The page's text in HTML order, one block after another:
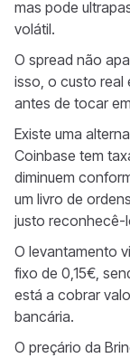
mas pode
volátil.
O spread não
isso, o custo real
antes de tocar
Existe uma
Coinbase tem
diminuem
um livro de
justo reconhecê-
O levantamento
fixo de 0,15€,
está a cobrar
bancária.
O preçário da